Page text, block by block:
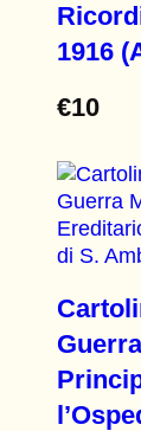
1916
€10